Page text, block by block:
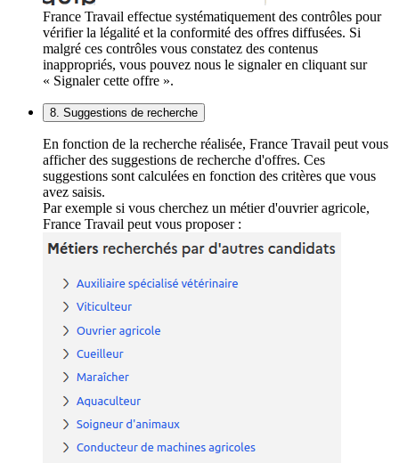
France Travail effectue systématiquement des contrôles pour
vérifier la légalité et la conformité des offres diffusées. Si
malgré ces contrôles vous constatez des contenus
inappropriés, vous pouvez nous le signaler en cliquant sur
« Signaler cette offre ».
8. Suggestions de recherche
En fonction de la recherche réalisée, France Travail peut vous
afficher des suggestions de recherche d'offres. Ces
suggestions sont calculées en fonction des critères que vous
avez saisis.
Par exemple si vous cherchez un métier d'ouvrier agricole,
France Travail peut vous proposer :